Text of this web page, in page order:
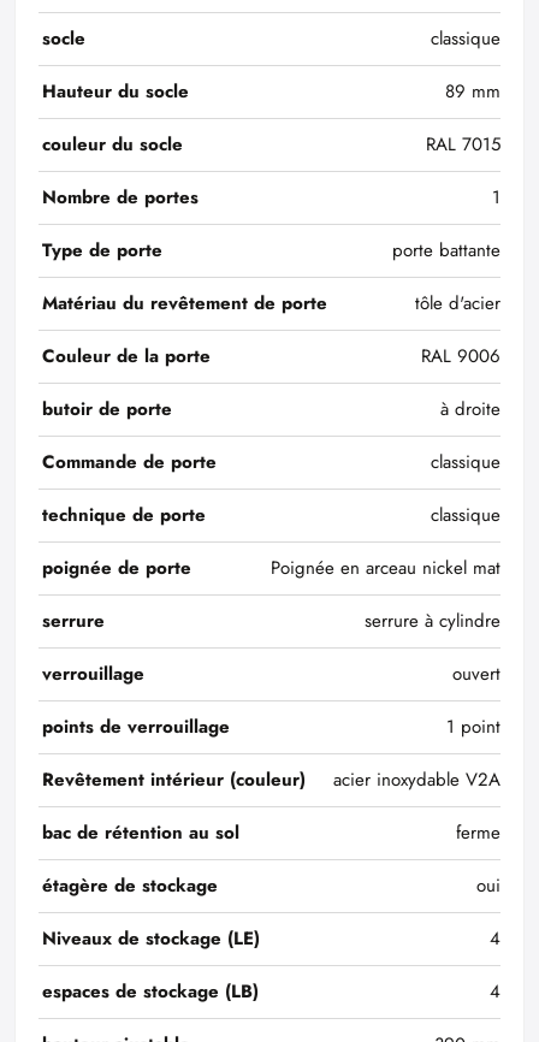
socle
classique
Hauteur du socle
89 mm
couleur du socle
RAL 7015
Nombre de portes
1
Type de porte
porte battante
Matériau du revêtement de porte
tôle d'acier
Couleur de la porte
RAL 9006
butoir de porte
à droite
Commande de porte
classique
technique de porte
classique
poignée de porte
Poignée en arceau nickel mat
serrure
serrure à cylindre
verrouillage
ouvert
points de verrouillage
1 point
Revêtement intérieur (couleur)
acier inoxydable V2A
bac de rétention au sol
ferme
étagère de stockage
oui
Niveaux de stockage (LE)
4
espaces de stockage (LB)
4